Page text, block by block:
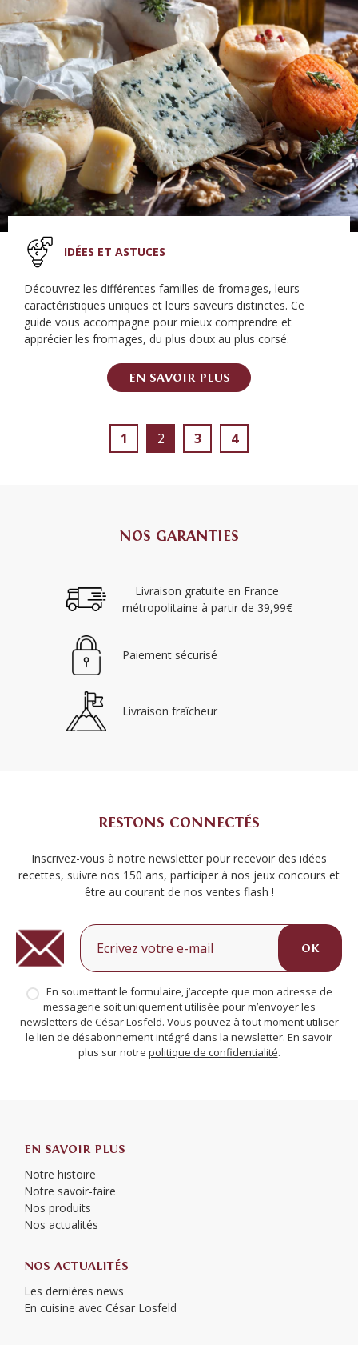
IDÉES ET ASTUCES
Découvrez les différentes familles de fromages, leurs
caractéristiques uniques et leurs saveurs distinctes. Ce
guide vous accompagne pour mieux comprendre et
apprécier les fromages, du plus doux au plus corsé.
EN SAVOIR PLUS
1 2 3 4
NOS GARANTIES
Livraison gratuite en France
métropolitaine à partir de 39,99€
Paiement sécurisé
Livraison fraîcheur
RESTONS CONNECTÉS
Inscrivez-vous à notre newsletter pour recevoir des idées
recettes, suivre nos 150 ans, participer à nos jeux concours et
être au courant de nos ventes flash !
OK
En soumettant le formulaire, j’accepte que mon adresse de
messagerie soit uniquement utilisée pour m’envoyer les
newsletters de César Losfeld. Vous pouvez à tout moment utiliser
le lien de désabonnement intégré dans la newsletter. En savoir
plus sur notre politique de confidentialité.
EN SAVOIR PLUS
Notre histoire
Notre savoir-faire
Nos produits
Nos actualités
NOS ACTUALITÉS
Les dernières news
En cuisine avec César Losfeld